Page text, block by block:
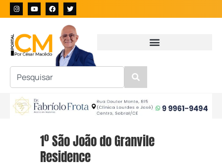
1º São João do Granvile
Residence